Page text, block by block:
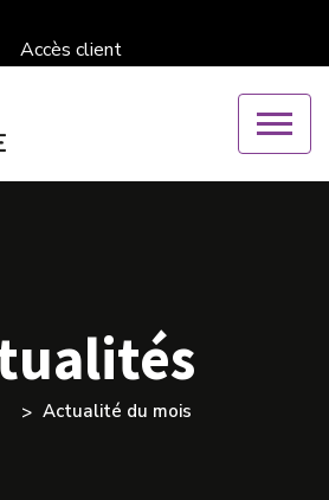
Accès client
Actualité du mois